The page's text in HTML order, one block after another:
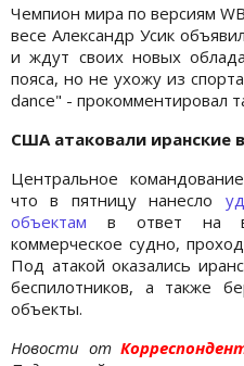
Чемпион мира по версиям
весе Александр Усик
и ждут своих новых
пояса, но не ухожу из
dance" - прокомментировал
США атаковали иранские
Центральное
что в пятницу нанесло
объектам в ответ на
коммерческое судно,
Под атакой оказались
беспилотников, а также
объекты.
Новости от